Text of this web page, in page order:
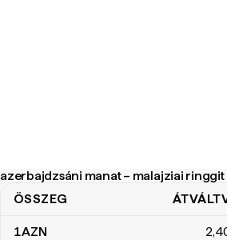
azerbajdzsáni manat – malajziai ringgit
azerbajdzsáni manat – malajziai ringgit
ÖSSZEG
1AZN 2